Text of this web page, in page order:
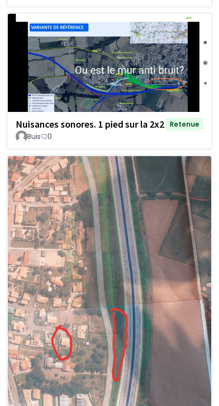
Nuisances sonores. 1 pied sur la 2x2 Retenue
Buis
0